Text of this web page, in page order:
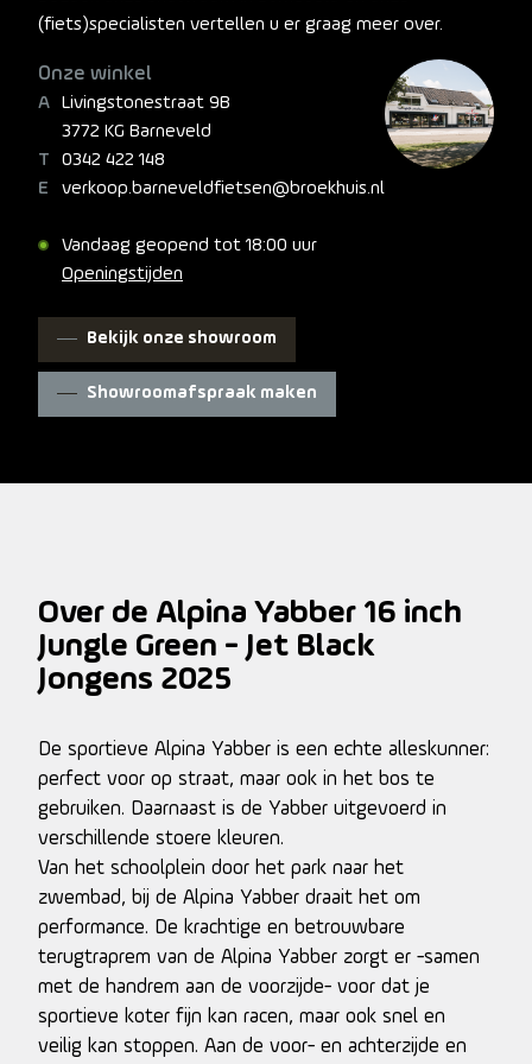
(fiets)specialisten vertellen u er graag meer over.
Onze winkel
Livingstonestraat 9B
3772 KG Barneveld
0342 422 148
verkoop.barneveldfietsen@broekhuis.nl
Vandaag geopend tot 18:00 uur
Openingstijden
Bekijk onze showroom
Showroomafspraak maken
Over de Alpina Yabber 16 inch
Jungle Green - Jet Black
Jongens 2025
De sportieve Alpina Yabber is een echte alleskunner:
perfect voor op straat, maar ook in het bos te
gebruiken. Daarnaast is de Yabber uitgevoerd in
verschillende stoere kleuren.
Van het schoolplein door het park naar het
zwembad, bij de Alpina Yabber draait het om
performance. De krachtige en betrouwbare
terugtraprem van de Alpina Yabber zorgt er -samen
met de handrem aan de voorzijde- voor dat je
sportieve koter fijn kan racen, maar ook snel en
veilig kan stoppen. Aan de voor- en achterzijde en